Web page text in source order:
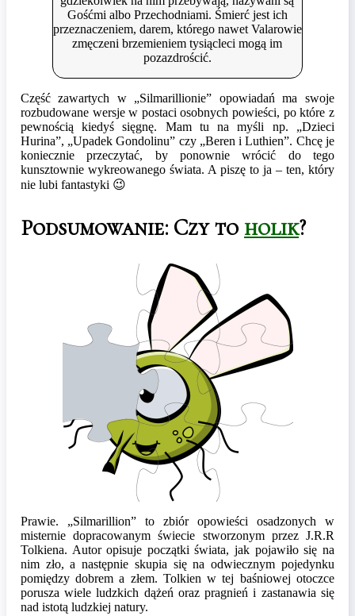
Gośćmi albo Przechodniami. Śmierć jest ich
przeznaczeniem, darem, którego nawet Valarowie
zmęczeni brzemieniem tysiącleci mogą im
pozazdrościć.
Część zawartych w „Silmarillionie” opowiadań ma swoje
rozbudowane wersje w postaci osobnych powieści, po które z
pewnością kiedyś sięgnę. Mam tu na myśli np. „Dzieci
Hurina”, „Upadek Gondolinu” czy „Beren i Luthien”. Chcę je
koniecznie przeczytać, by ponownie wrócić do tego
kunsztownie wykreowanego świata. A piszę to ja – ten, który
nie lubi fantastyki 😉
Podsumowanie: Czy toholik?
Prawie. „Silmarillion” to zbiór opowieści osadzonych w
misternie dopracowanym świecie stworzonym przez J.R.R
Tolkiena. Autor opisuje początki świata, jak pojawiło się na
nim zło, a następnie skupia się na odwiecznym pojedynku
pomiędzy dobrem a złem. Tolkien w tej baśniowej otoczce
porusza wiele ludzkich dążeń oraz pragnień i zastanawia się
nad istotą ludzkiej natury.